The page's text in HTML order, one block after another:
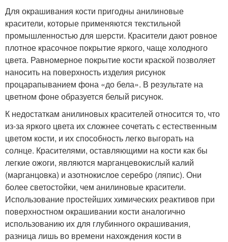
Для окрашивания кости пригодны анилиновые
красители, которые применяются текстильной
промышленностью для шерсти. Красители дают ровное
плотное красочное покрытие яркого, чаще холодного
цвета. Равномерное покрытие кости краской позволяет
наносить на поверхность изделия рисунок
процарапыванием фона «до бела». В результате на
цветном фоне образуется белый рисунок.
К недостаткам анилиновых красителей относится то, что
из-за яркого цвета их сложнее сочетать с естественным
цветом кости, и их способность легко выгорать на
солнце. Красителями, оставляющими на кости как бы
легкие ожоги, являются марганцевокислый калий
(марганцовка) и азотнокислое серебро (ляпис). Они
более светостойки, чем анилиновые красители.
Использование простейших химических реактивов при
поверхностном окрашивании кости аналогично
использованию их для глубинного окрашивания,
разница лишь во времени нахождения кости в